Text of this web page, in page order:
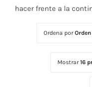
hacer frente a la
Ordena por
Mostrar16